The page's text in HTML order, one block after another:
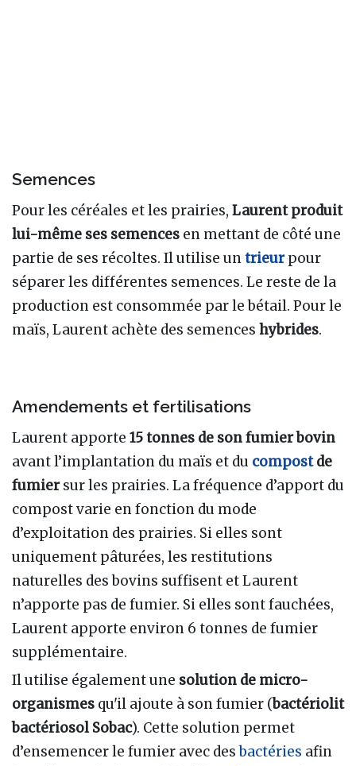
Semences
Pour les céréales et les prairies, Laurent produit
lui-même ses semences en mettant de côté une
partie de ses récoltes. Il utilise untrieurpour
séparer les différentes semences. Le reste de la
production est consommée par le bétail. Pour le
maïs, Laurent achète des semences hybrides.
Amendements et fertilisations
Laurent apporte 15 tonnes de son fumier bovin
avant l’implantation du maïs et du compostde
fumiersur les prairies. La fréquence d’apport du
compost varie en fonction du mode
d’exploitation des prairies. Si elles sont
uniquement pâturées, les restitutions
naturelles des bovins suffisent et Laurent
n’apporte pas de fumier. Si elles sont fauchées,
Laurent apporte environ 6 tonnes de fumier
supplémentaire.
Il utilise également une solution de micro-
organismes qu'il ajoute à son fumier (bactériolit
bactériosol Sobac). Cette solution permet
d’ensemencer le fumier avec desbactéries afin